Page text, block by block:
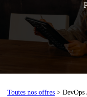
Toutes nos offres >